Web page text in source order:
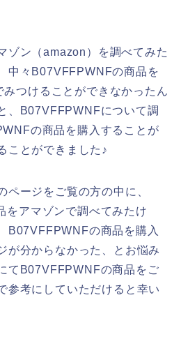
ゾン（amazon）を調べてみた
中々B07VFFPWNFの商品を
つけることができなかったん
、B07VFFPWNFについて調
の商品を購入することが
ことができました♪
ページをご覧の方の中に、
をアマゾンで調べてみたけ
B07VFFPWNFの商品を購入
が分からなかった、とお悩み
てB07VFFPWNFの商品をご
参考にしていただけると幸い